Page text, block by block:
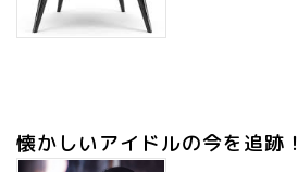
懐かしいアイドルの今を追跡！